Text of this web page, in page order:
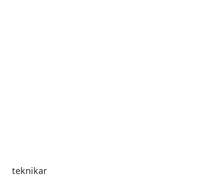
teknikar